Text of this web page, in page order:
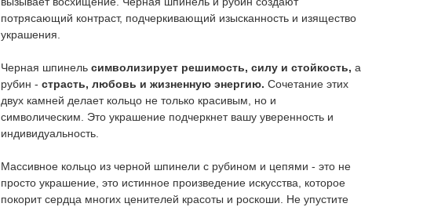
потрясающий контраст, подчеркивающий изысканность и изящество
украшения.
Черная шпинель символизирует решимость, силу и стойкость, а
рубин - страсть, любовь и жизненную энергию. Сочетание этих
двух камней делает кольцо не только красивым, но и
символическим. Это украшение подчеркнет вашу уверенность и
индивидуальность.
Массивное кольцо из черной шпинели с рубином и цепями - это не
просто украшение, это истинное произведение искусства, которое
покорит сердца многих ценителей красоты и роскоши. Не упустите